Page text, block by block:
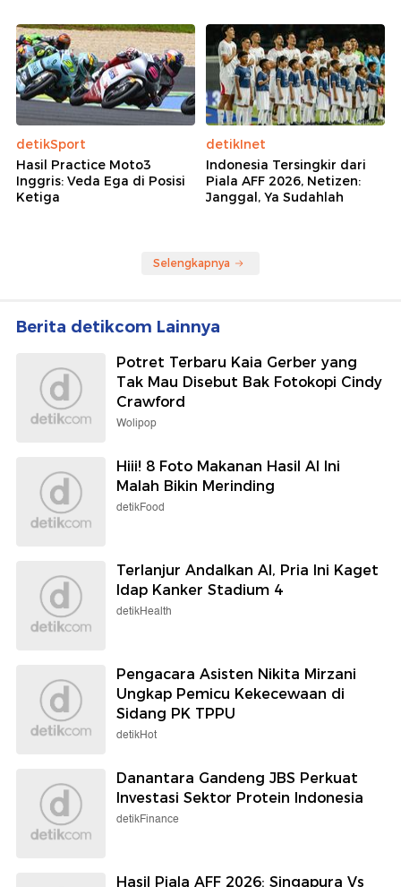
detikSport
Hasil Practice Moto3
Inggris: Veda Ega di Posisi
Ketiga
detikInet
Indonesia Tersingkir dari
Piala AFF 2026, Netizen:
Janggal, Ya Sudahlah
Selengkapnya
Berita detikcom Lainnya
Potret Terbaru Kaia Gerber yang
Tak Mau Disebut Bak Fotokopi Cindy
Crawford
Wolipop
Hiii! 8 Foto Makanan Hasil AI Ini
Malah Bikin Merinding
detikFood
Terlanjur Andalkan AI, Pria Ini Kaget
Idap Kanker Stadium 4
detikHealth
Pengacara Asisten Nikita Mirzani
Ungkap Pemicu Kekecewaan di
Sidang PK TPPU
detikHot
Danantara Gandeng JBS Perkuat
Investasi Sektor Protein Indonesia
detikFinance
Hasil Piala AFF 2026: Singapura Vs